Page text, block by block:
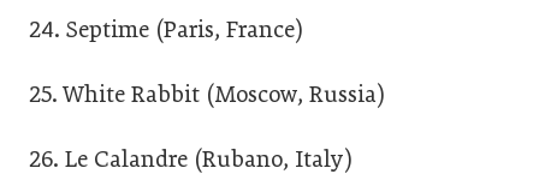
24. Septime (Paris, France)
25. White Rabbit (Moscow, Russia)
26. Le Calandre (Rubano, Italy)